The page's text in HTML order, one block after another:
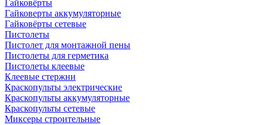
Гайковёрты
Гайковерты аккумуляторные
Гайковёрты сетевые
Пистолеты
Пистолет для монтажной пены
Пистолеты для герметика
Пистолеты клеевые
Клеевые стержни
Краскопульты электрические
Краскопульты аккумуляторные
Краскопульты сетевые
Миксеры строительные